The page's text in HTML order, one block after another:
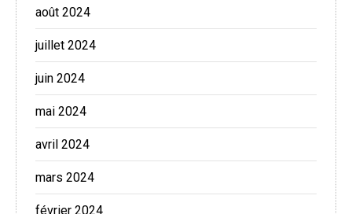
août 2024
juillet 2024
juin 2024
mai 2024
avril 2024
mars 2024
février 2024